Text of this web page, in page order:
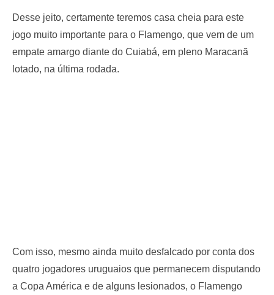
Desse jeito, certamente teremos casa cheia para este
jogo muito importante para o Flamengo, que vem de um
empate amargo diante do Cuiabá, em pleno Maracanã
lotado, na última rodada.
Com isso, mesmo ainda muito desfalcado por conta dos
quatro jogadores uruguaios que permanecem disputando
a Copa América e de alguns lesionados, o Flamengo